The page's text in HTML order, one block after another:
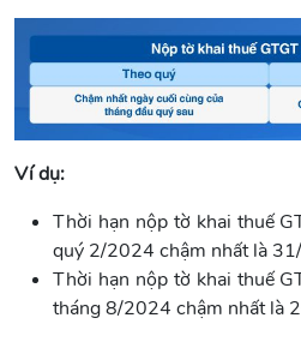
Ví dụ:
Thời hạn nộp tờ khai thuế
quý 2/2024 chậm nhất là
Thời hạn nộp tờ khai thuế
tháng 8/2024 chậm nhất là